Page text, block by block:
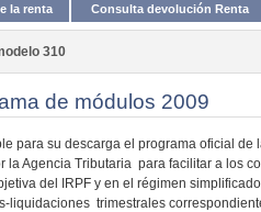
la renta Consulta devolución Renta
310
de módulos 2009
para su descarga el programa oficial de
la Agencia Tributaria para facilitar a los
del IRPF y en el régimen
liquidaciones trimestrales